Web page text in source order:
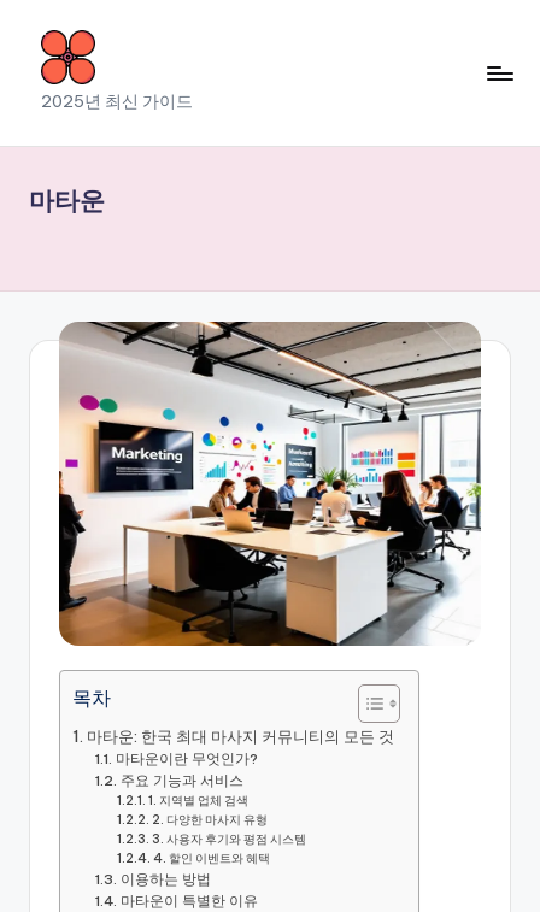
content
소
라
출
장
사
지
2025년 최신 가이드
마타운
목차
마타운: 한국 최대 마사지 커뮤니티의 모든 것
마타운이란 무엇인가?
주요 기능과 서비스
1. 지역별 업체 검색
2. 다양한 마사지 유형
3. 사용자 후기와 평점 시스템
4. 할인 이벤트와 혜택
이용하는 방법
마타운이 특별한 이유